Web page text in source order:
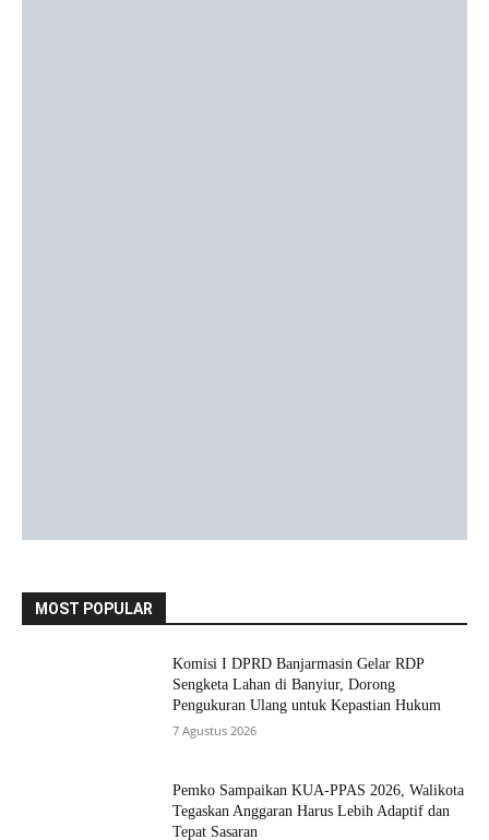
MOST POPULAR
Komisi I DPRD Banjarmasin Gelar RDP
Sengketa Lahan di Banyiur, Dorong
Pengukuran Ulang untuk Kepastian Hukum
7 Agustus 2026
Pemko Sampaikan KUA-PPAS 2026, Walikota
Tegaskan Anggaran Harus Lebih Adaptif dan
Tepat Sasaran